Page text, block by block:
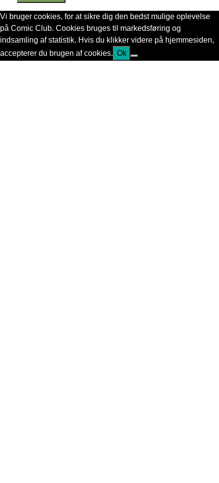
Vi bruger cookies, for at sikre dig den bedst mulige oplevelse
på Comic Club. Cookies bruges til markedsføring og
indsamling af statistik. Hvis du klikker videre på hjemmesiden,
accepterer du brugen af cookies. Ok